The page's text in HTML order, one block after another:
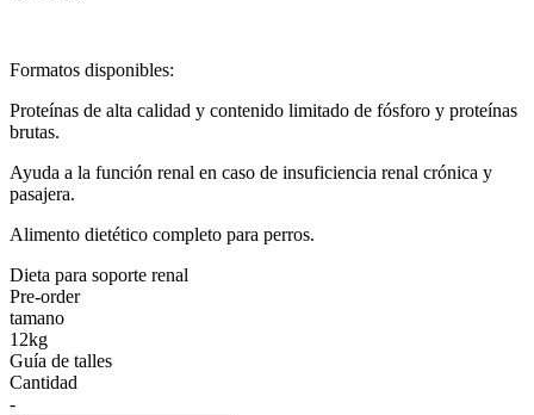
Formatos disponibles:
Proteínas de alta calidad y contenido limitado de fósforo y proteínas
brutas.
Ayuda a la función renal en caso de insuficiencia renal crónica y
pasajera.
Alimento dietético completo para perros.
Dieta para soporte renal
Pre-order
tamano
12kg
Guía de talles
Cantidad
-